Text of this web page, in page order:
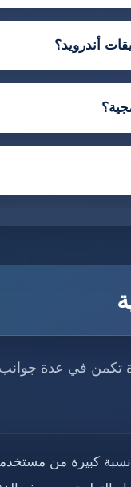
أندرويد؟
تكمن في عدة
كبيرة من